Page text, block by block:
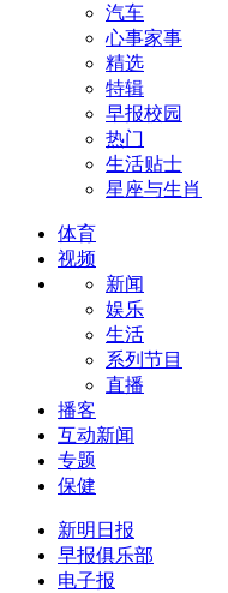
汽车
心事家事
精选
特辑
早报校园
热门
生活贴士
星座与生肖
体育
视频
新闻
娱乐
生活
系列节目
直播
播客
互动新闻
专题
保健
新明日报
早报俱乐部
电子报